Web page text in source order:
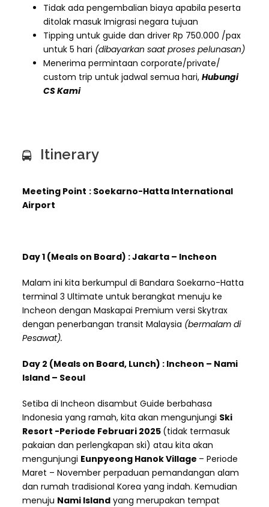
Tidak ada pengembalian biaya apabila peserta
ditolak masuk Imigrasi negara tujuan
Tipping untuk guide dan driver Rp 750.000 /pax
untuk 5 hari (dibayarkan saat proses pelunasan)
Menerima permintaan corporate/private/
custom trip untuk jadwal semua hari, Hubungi
CS Kami
Itinerary
Meeting Point : Soekarno-Hatta International
Airport
Day 1 (Meals on Board) : Jakarta – Incheon
Malam ini kita berkumpul di Bandara Soekarno-Hatta
terminal 3 Ultimate untuk berangkat menuju ke
Incheon dengan Maskapai Premium versi Skytrax
dengan penerbangan transit Malaysia (bermalam di
Pesawat).
Day 2 (Meals on Board, Lunch) : Incheon – Nami
Island – Seoul
Setiba di Incheon disambut Guide berbahasa
Indonesia yang ramah, kita akan mengunjungi Ski
Resort -Periode Februari 2025 (tidak termasuk
pakaian dan perlengkapan ski) atau kita akan
mengunjungi Eunpyeong Hanok Village – Periode
Maret – November perpaduan pemandangan alam
dan rumah tradisional Korea yang indah. Kemudian
menuju Nami Island yang merupakan tempat